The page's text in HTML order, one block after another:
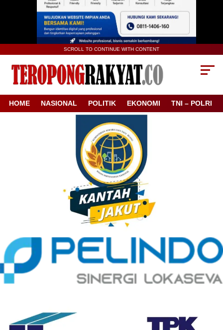
SCROLL TO CONTINUE WITH CONTENT
HOME NASIONAL POLITIK EKONOMI TNI – POLRI